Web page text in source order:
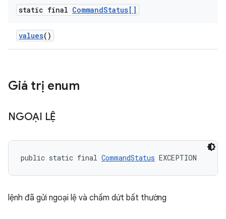
static final CommandStatus[]
values()
Giá trị enum
NGOẠI LỆ
public static final CommandStatus EXCEPTION
lệnh đã gửi ngoại lệ và chấm dứt bất thường